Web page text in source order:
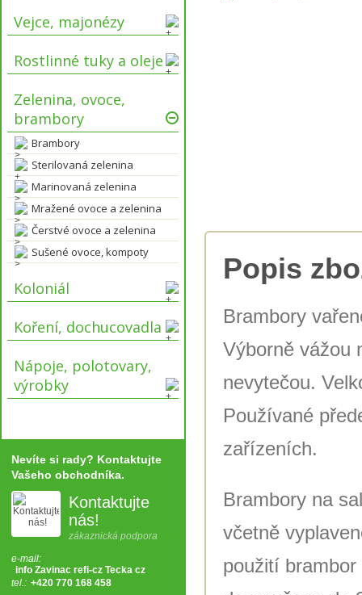
Popis
Brambory
Výborně vážou
nevytečou.
Používané
zařízeních.
Brambory na
včetně
použití
Vejce, majonézy
Rostlinné tuky a oleje
Zelenina, ovoce,
brambory
Brambory
Sterilovaná zelenina
Marinovaná zelenina
Mražené ovoce a zelenina
Čerstvé ovoce a zelenina
Sušené ovoce, kompoty
Koloniál
Koření, dochucovadla
Nápoje, polotovary,
výrobky
Nevíte si rady? Kontaktujte
Vašeho obchodníka.
Kontaktujte
nás!
zákaznická podpora
e-mail:
info Zavinac refi-cz Tecka cz
tel.: +420 770 168 458